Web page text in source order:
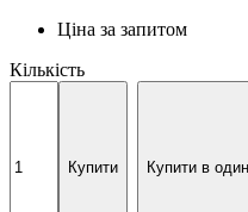
Ціна за запитом
Кількість
Купити Купити в